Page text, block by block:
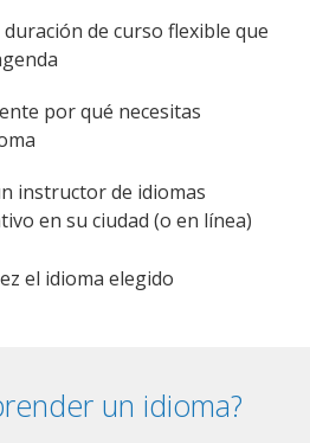
duración de curso flexible que
por qué necesitas
instructor de idiomas
en su ciudad (o en línea)
el idioma elegido
un idioma?